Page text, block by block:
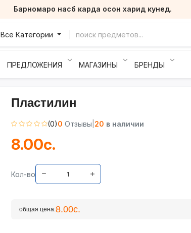
Барномаро насб карда осон харид кунед.
Все Категории
ПРЕДЛОЖЕНИЯ МАГАЗИНЫ БРЕНДЫ
Пластилин
(0)0 Отзывы 20 в наличии
8.00с.
Кол-во
общая цена:8.00с.